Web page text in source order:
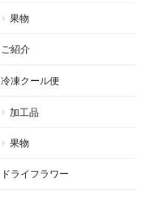
果物
ご紹介
冷凍クール便
加工品
果物
ドライフラワー